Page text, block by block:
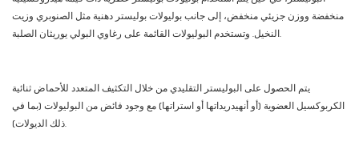
منخفضة ووزن جزيئي منخفض، إلى جانب بوليولات بوليستر دهنية مثل الصنوبري وزيت
النخيل. وتستخدم البوليولات القائمة على رغاوي البولي يوريثان الصلبة.
يتم الحصول على البوليستر التقليدي من خلال التكثيف المتعدد للأحماض ثنائية
الكربوكسيل العضوية (أو أنهيدريداتها أو استراتها) مع وجود فائض من البوليولات (بما في
ذلك الديولات).